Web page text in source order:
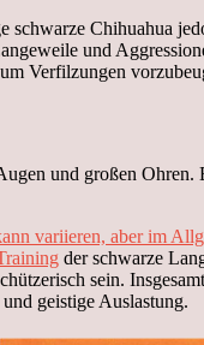
schwarze Chihuahua
und
Verfilzungen
und großen
variieren, aber im
der schwarze
sein.
geistige Auslastung.